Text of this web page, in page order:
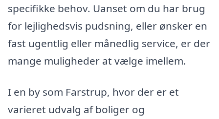
specifikke behov. Uanset om du har brug
for lejlighedsvis pudsning, eller ønsker en
fast ugentlig eller månedlig service, er der
mange muligheder at vælge imellem.
I en by som Farstrup, hvor der er et
varieret udvalg af boliger og